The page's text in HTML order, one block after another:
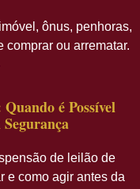
ônus, penhoras,
ou arrematar.
é Possível
de leilão de
e como agir antes da